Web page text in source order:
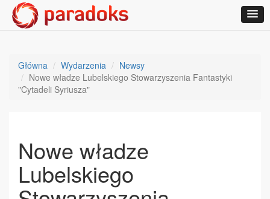
Główna Wydarzenia
Newsy
Nowe władze Lubelskiego Stowarzyszenia Fantastyki
"Cytadeli Syriusza"
Nowe władze
Lubelskiego